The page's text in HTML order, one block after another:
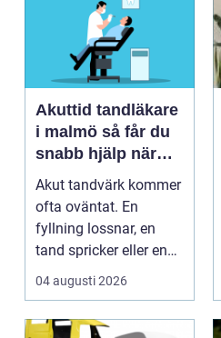
Akuttid tandläkare
i malmö så får du
snabb hjälp när
tanden gör ont
Akut tandvärk kommer
ofta oväntat. En
fyllning lossnar, en
tand spricker eller en
visdomstand svulln...
04 augusti 2026